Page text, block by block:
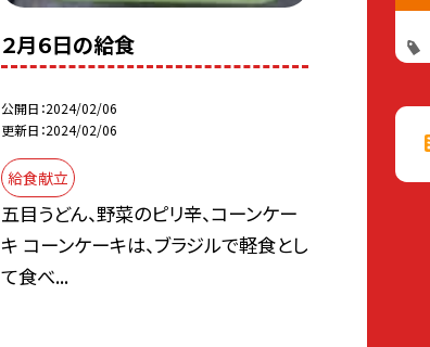
２月６日の給食
公開日 2024/02/06
更新日 2024/02/06
給食献立
五目うどん、野菜のピリ辛、コーンケー
キ コーンケーキは、ブラジルで軽食とし
て食べ...